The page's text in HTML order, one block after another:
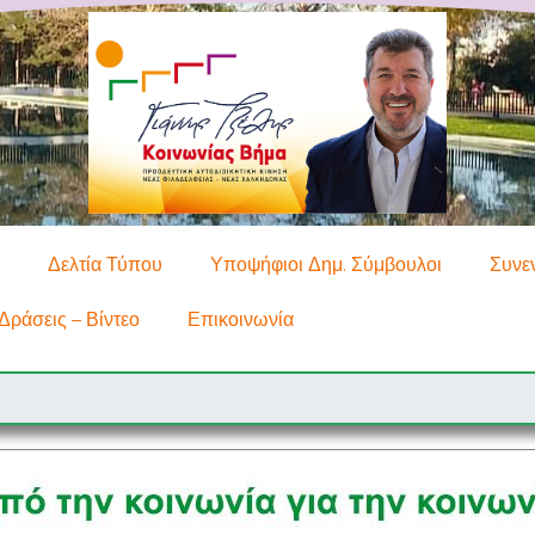
Δελτία Τύπου Υποψήφιοι Δημ. Σύμβουλοι
– Βίντεο Επικοινωνία